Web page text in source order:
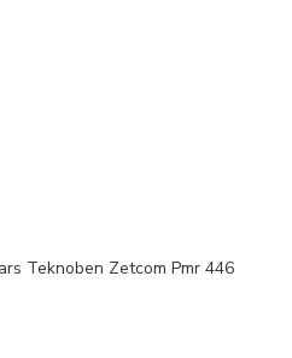
Teknoben Zetcom Pmr 446